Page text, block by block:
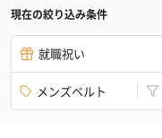
現在の絞り込み条件
就職祝い
メンズベルト